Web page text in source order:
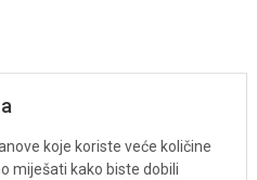
koje koriste veće količine
miješati kako biste dobili